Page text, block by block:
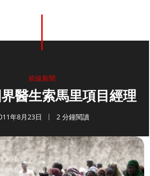
前線新聞
醫生索馬里項目經理
年8月23日 2 分鐘閱讀